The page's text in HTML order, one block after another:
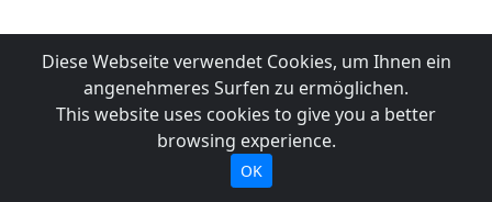
Diese Webseite verwendet Cookies, um Ihnen ein
angenehmeres Surfen zu ermöglichen.
This website uses cookies to give you a better
browsing experience.
OK